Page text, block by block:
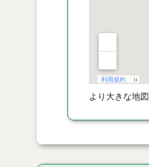
より大きな地